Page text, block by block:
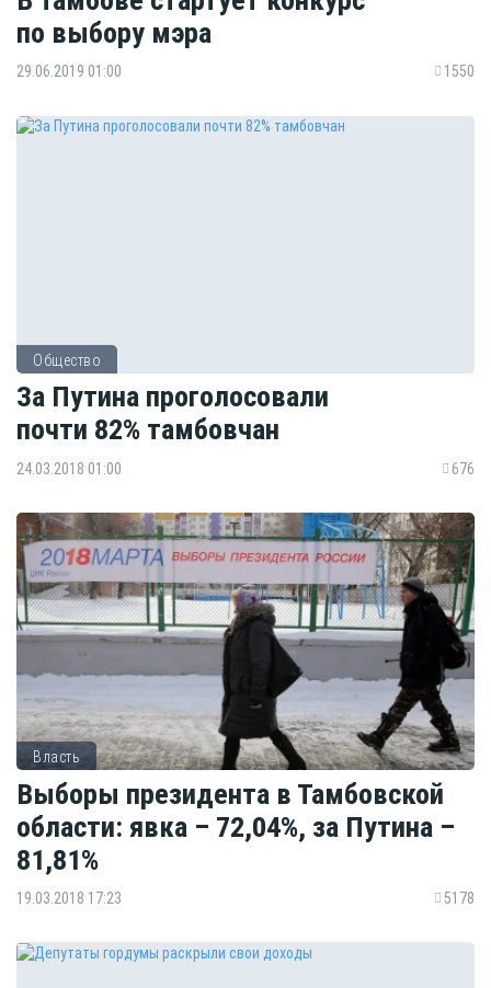
по выбору мэра
29.06.2019 01:00 1550
Общество
За Путина проголосовали
почти 82% тамбовчан
24.03.2018 01:00 676
Власть
Выборы президента в Тамбовской
области: явка – 72,04%, за Путина –
81,81%
19.03.2018 17:23 5178